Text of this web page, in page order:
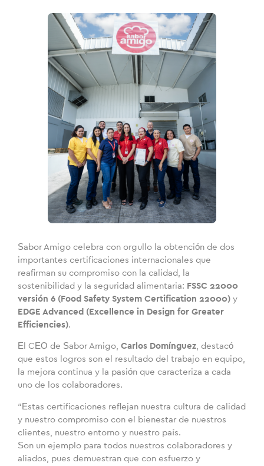
Sabor Amigo celebra con orgullo la obtención de dos
importantes certificaciones internacionales que
reafirman su compromiso con la calidad, la
sostenibilidad y la seguridad alimentaria: FSSC 22000
versión 6 (Food Safety System Certification 22000) y
EDGE Advanced (Excellence in Design for Greater
Efficiencies).
El CEO de Sabor Amigo, Carlos Domínguez, destacó
que estos logros son el resultado del trabajo en equipo,
la mejora continua y la pasión que caracteriza a cada
uno de los colaboradores.
“Estas certificaciones reflejan nuestra cultura de calidad
y nuestro compromiso con el bienestar de nuestros
clientes, nuestro entorno y nuestro país.
Son un ejemplo para todos nuestros colaboradores y
aliados, pues demuestran que con esfuerzo y